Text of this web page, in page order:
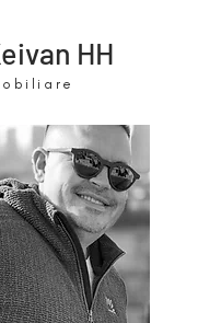
HH